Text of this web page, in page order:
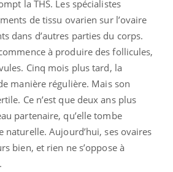
la THS. Les spécialistes
de tissu ovarien sur l’ovaire
dans d’autres parties du corps.
à produire des follicules,
Cinq mois plus tard, la
manière régulière. Mais son
Ce n’est que deux ans plus
partenaire, qu’elle tombe
naturelle. Aujourd’hui, ses ovaires
bien, et rien ne s’oppose à